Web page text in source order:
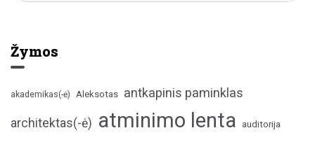
Žymos
akademikas(-ė) Aleksotas antkapinis paminklas
architektas(-ė) atminimo lenta auditorija